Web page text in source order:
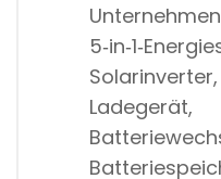
Ladegerät,